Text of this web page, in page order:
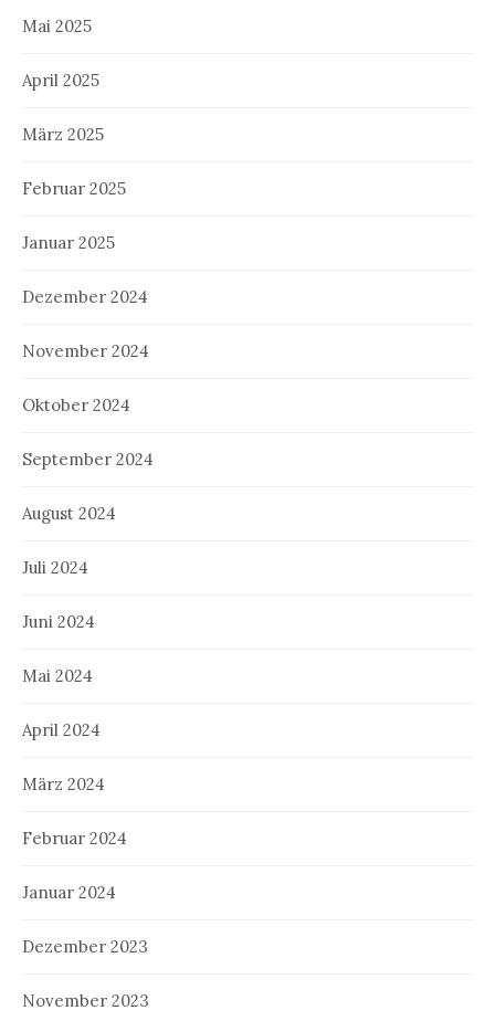
Mai 2025
April 2025
März 2025
Februar 2025
Januar 2025
Dezember 2024
November 2024
Oktober 2024
September 2024
August 2024
Juli 2024
Juni 2024
Mai 2024
April 2024
März 2024
Februar 2024
Januar 2024
Dezember 2023
November 2023